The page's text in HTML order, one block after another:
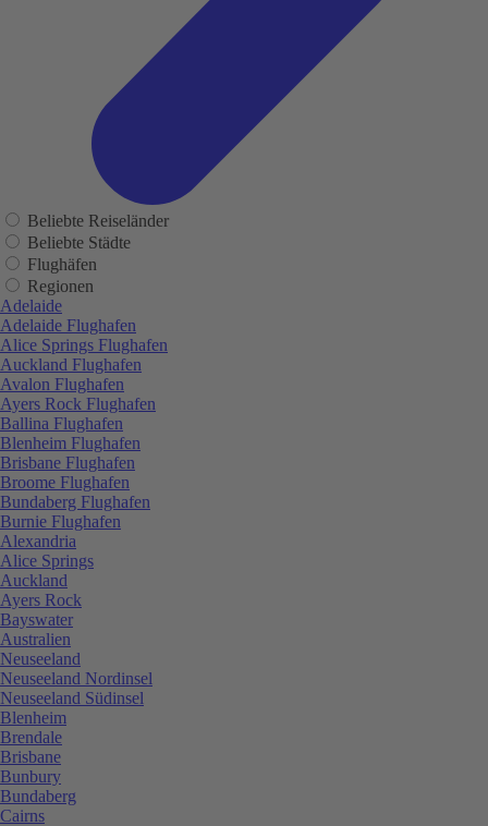
Beliebte Reiseländer
Beliebte Städte
Flughäfen
Regionen
Adelaide
Adelaide Flughafen
Alice Springs Flughafen
Auckland Flughafen
Avalon Flughafen
Ayers Rock Flughafen
Ballina Flughafen
Blenheim Flughafen
Brisbane Flughafen
Broome Flughafen
Bundaberg Flughafen
Burnie Flughafen
Alexandria
Alice Springs
Auckland
Ayers Rock
Bayswater
Australien
Neuseeland
Neuseeland Nordinsel
Neuseeland Südinsel
Blenheim
Brendale
Brisbane
Bunbury
Bundaberg
Cairns